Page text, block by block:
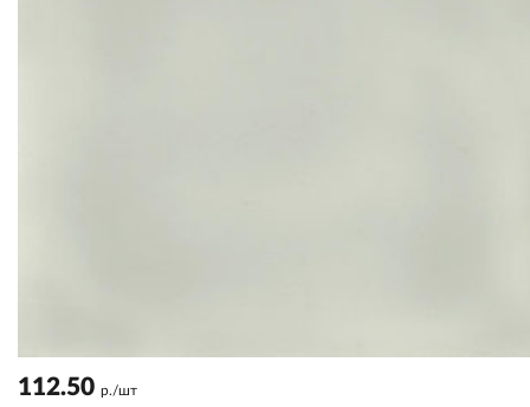
112.50 р./шт